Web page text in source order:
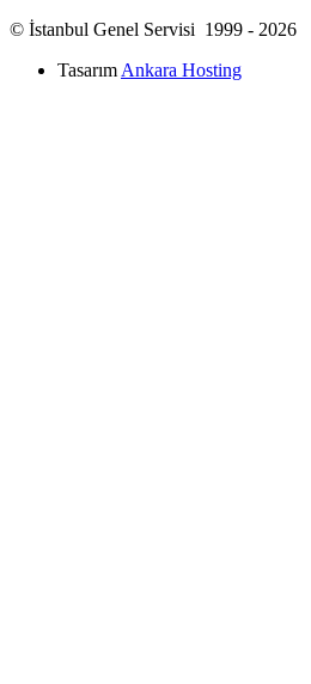
© İstanbul Genel Servisi 1999 - 2026
Tasarım Ankara Hosting